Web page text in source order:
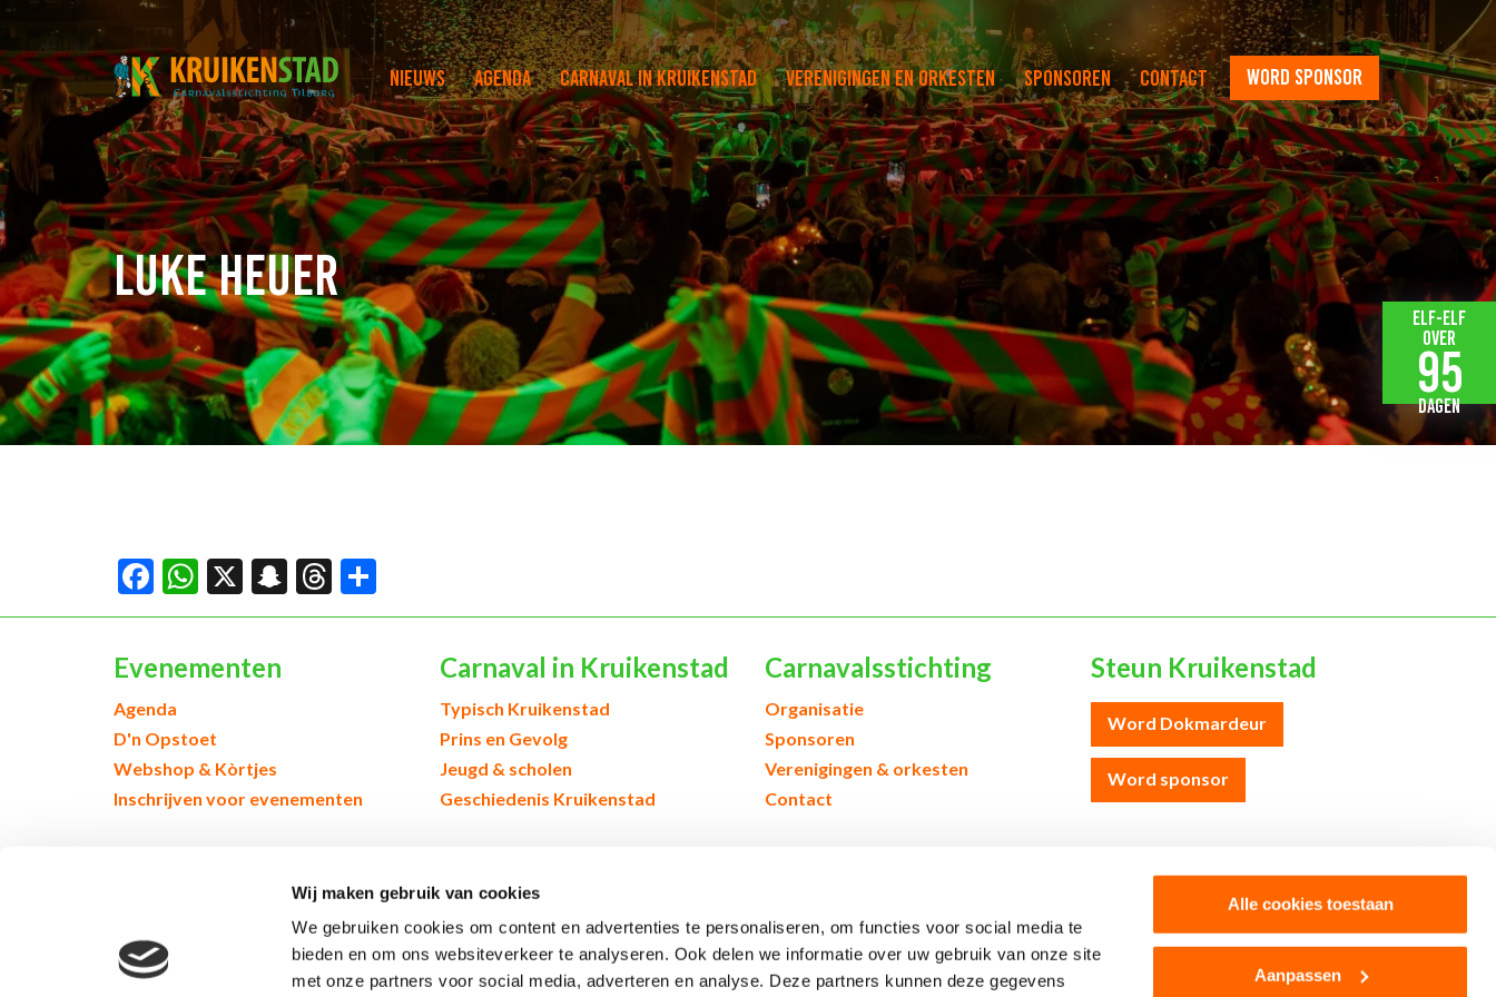
Wij maken gebruik van cookies
We gebruiken cookies om content en advertenties te personaliseren, om functies voor social media te
bieden en om ons websiteverkeer te analyseren. Ook delen we informatie over uw gebruik van onze site
met onze partners voor social media, adverteren en analyse. Deze partners kunnen deze gegevens
Alle cookies toestaan
Aanpassen
Nieuws Agenda Carnaval in Kruikenstad Verenigingen en orkesten Sponsoren Contact word sponsor
Luke Heuer
Facebook
WhatsApp
X Snapchat
Threads
Elf-elf
over
95
dagen
Evenementen
Agenda
D'n Opstoet
Webshop & Kòrtjes
Inschrijven voor evenementen
Carnaval in Kruikenstad
Typisch Kruikenstad
Prins en Gevolg
Jeugd & scholen
Geschiedenis Kruikenstad
Carnavalsstichting
Organisatie
Sponsoren
Verenigingen & orkesten
Contact
Steun Kruikenstad
Word Dokmardeur
Word sponsor
© 2026 Kruikenstad. Product van2manydots